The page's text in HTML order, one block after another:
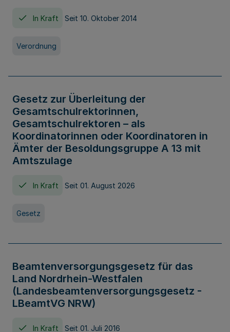
In Kraft Seit 10. Oktober 2014
Verordnung
Gesetz zur Überleitung der
Gesamtschulrektorinnen,
Gesamtschulrektoren – als
Koordinatorinnen oder Koordinatoren in
Ämter der Besoldungsgruppe A 13 mit
Amtszulage
In Kraft Seit 01. August 2026
Gesetz
Beamtenversorgungsgesetz für das
Land Nordrhein-Westfalen
(Landesbeamtenversorgungsgesetz -
LBeamtVG NRW)
In Kraft Seit 01. Juli 2016